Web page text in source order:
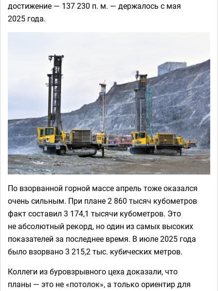
достижение — 137 230 п. м. — держалось с мая
2025 года.
По взорванной горной массе апрель тоже оказался
очень сильным. При плане 2 860 тысяч кубометров
факт составил 3 174,1 тысячи кубометров. Это
не абсолютный рекорд, но один из самых высоких
показателей за последнее время. В июле 2025 года
было взорвано 3 215,2 тыс. кубических метров.
Коллеги из буровзрывного цеха доказали, что
планы — это не «потолок», а только ориентир для